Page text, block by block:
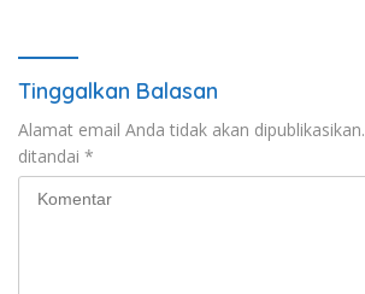
Tinggalkan Balasan
Alamat email Anda tidak akan dipublikasikan.
ditandai *